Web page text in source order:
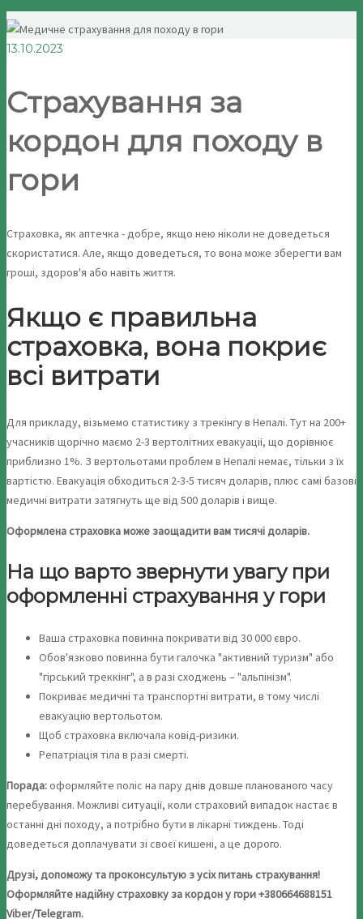
13.10.2023
Страхування за
кордон для походу в
гори
Страховка, як аптечка - добре, якщо нею ніколи не доведеться
скористатися. Але, якщо доведеться, то вона може зберегти вам
гроші, здоров'я або навіть життя.
Якщо є правильна
страховка, вона покриє
всі витрати
Для прикладу, візьмемо статистику з трекінгу в Непалі. Тут на 200+
учасників щорічно маємо 2-3 вертолітних евакуації, що дорівнює
приблизно 1%. З вертольотами проблем в Непалі немає, тільки з їх
вартістю. Евакуація обходиться 2-3-5 тисяч доларів, плюс самі базові
медичні витрати затягнуть ще від 500 доларів і вище.
Оформлена страховка може заощадити вам тисячі доларів.
На що варто звернути увагу при
оформленні страхування у гори
Ваша страховка повинна покривати від 30 000 євро.
Обов'язково повинна бути галочка "активний туризм" або
"гірський треккінг", а в разі сходжень – "альпінізм".
Покриває медичні та транспортні витрати, в тому числі
евакуацію вертольотом.
Щоб страховка включала ковід-ризики.
Репатріація тіла в разі смерті.
Порада:оформляйте поліс на пару днів довше планованого часу
перебування. Можливі ситуації, коли страховий випадок настає в
останні дні походу, а потрібно бути в лікарні тиждень. Тоді
доведеться доплачувати зі своєї кишені, а це дорого.
Друзі, допоможу та проконсультую з усіх питань страхування!
Оформляйте надійну страховку за кордон у гори +380664688151
Viber/Telegram.